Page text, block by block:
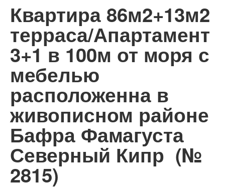
Квартира 86м2+13м2
терраса/Апартамент
3+1 в 100м от моря с
мебелью
расположенна в
живописном районе
Бафра Фамагуста
Северный Кипр (№
2815)